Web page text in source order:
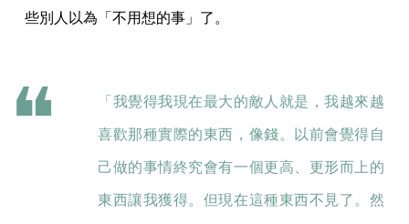
些別人以為「不用想的事」了。
「我覺得我現在最大的敵人就是，我越來越
喜歡那種實際的東西，像錢。以前會覺得自
己做的事情終究會有一個更高、更形而上的
東西讓我獲得。但現在這種東西不見了。然